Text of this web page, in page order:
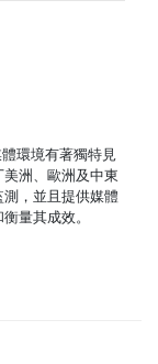
環境有著獨特見
洲、歐洲及中東
，並且提供媒體
量其成效。